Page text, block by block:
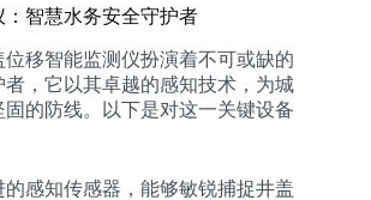
智慧水务安全守护者
移智能监测仪扮演着不可或缺的
，它以其卓越的感知技术，为城
的防线。以下是对这一关键设备
感知传感器，能够敏锐捕捉井盖